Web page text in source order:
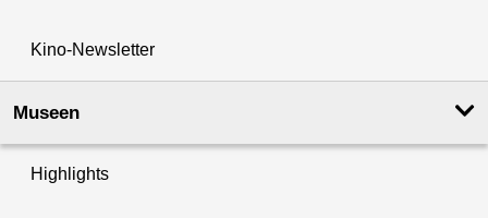
Kino-Newsletter
Museen
Highlights